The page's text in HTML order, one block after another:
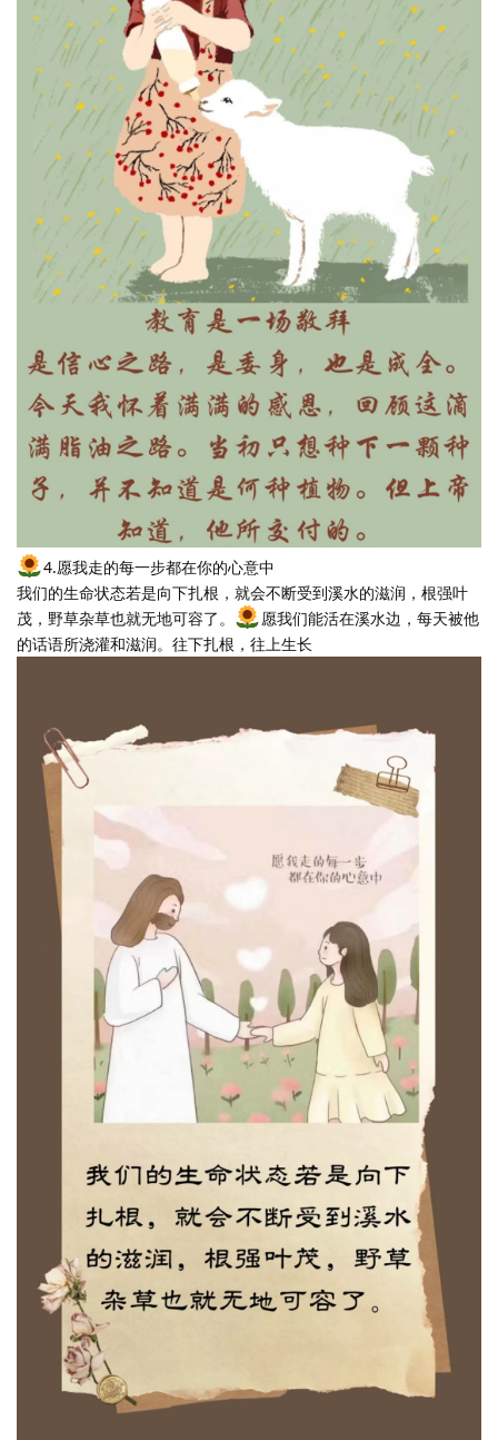
4.愿我走的每一步都在你的心意中
我们的生命状态若是向下扎根，就会不断受到溪水的滋润，根强叶
茂，野草杂草也就无地可容了。
愿我们能活在溪水边，每天被他
的话语所浇灌和滋润。往下扎根，往上生长